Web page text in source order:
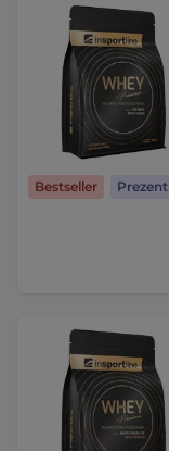
Bestseller Prezent